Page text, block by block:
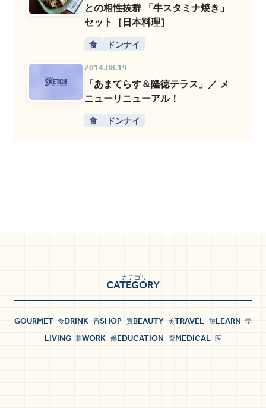
との相性抜群 「牛スタミナ焼き」
セット［日本料理］
食 ドンナイ
2014.08.19
「あまてらす＆隆徳テラス」／ メ
ニューリニューアル！
食 ドンナイ
CATEGORY
カテゴリ
GOURMET 食DRINK 呑SHOP 買BEAUTY 美TRAVEL 旅LEARN 学
LIVING 暮WORK 働EDUCATION 育MEDICAL 医